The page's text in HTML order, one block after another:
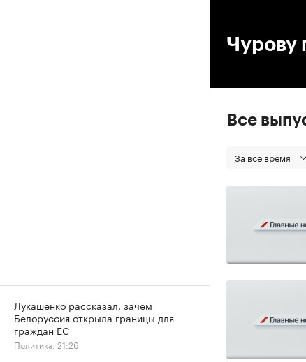
Чурову
Все
За все время
Лукашенко рассказал, зачем
Белоруссия открыла границы для
граждан ЕС
Политика, 21:26